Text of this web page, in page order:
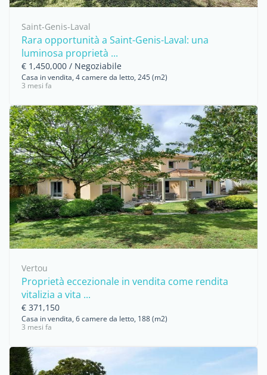
Saint-Genis-Laval
Rara opportunità a Saint-Genis-Laval: una
luminosa proprietà ...
€ 1,450,000 / Negoziabile
Casa in vendita, 4 camere da letto, 245 (m2)
3 mesi fa
Vertou
Proprietà eccezionale in vendita come rendita
vitalizia a vita ...
€ 371,150
Casa in vendita, 6 camere da letto, 188 (m2)
3 mesi fa